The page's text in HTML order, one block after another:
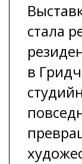
стала
в